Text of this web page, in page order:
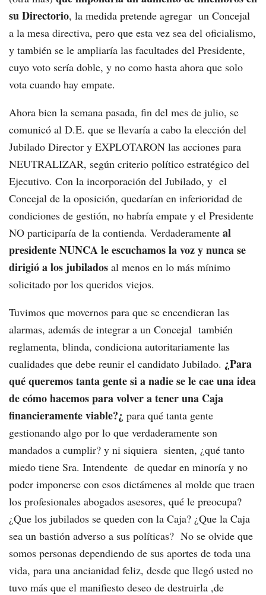
su Directorio, la medida pretende agregar un Concejal
a la mesa directiva, pero que esta vez sea del oficialismo,
y también se le ampliaría las facultades del Presidente,
cuyo voto sería doble, y no como hasta ahora que solo
vota cuando hay empate.
Ahora bien la semana pasada, fin del mes de julio, se
comunicó al D.E. que se llevaría a cabo la elección del
Jubilado Director y EXPLOTARON las acciones para
NEUTRALIZAR, según criterio político estratégico del
Ejecutivo. Con la incorporación del Jubilado, y el
Concejal de la oposición, quedarían en inferioridad de
condiciones de gestión, no habría empate y el Presidente
NO participaría de la contienda. Verdaderamente al
presidente NUNCA le escuchamos la voz y nunca se
dirigió a los jubilados al menos en lo más mínimo
solicitado por los queridos viejos.
Tuvimos que movernos para que se encendieran las
alarmas, además de integrar a un Concejal también
reglamenta, blinda, condiciona autoritariamente las
cualidades que debe reunir el candidato Jubilado. ¿Para
qué queremos tanta gente si a nadie se le cae una idea
de cómo hacemos para volver a tener una Caja
financieramente viable?¿ para qué tanta gente
gestionando algo por lo que verdaderamente son
mandados a cumplir? y ni siquiera sienten, ¿qué tanto
miedo tiene Sra. Intendente de quedar en minoría y no
poder imponerse con esos dictámenes al molde que traen
los profesionales abogados asesores, qué le preocupa?
¿Que los jubilados se queden con la Caja? ¿Que la Caja
sea un bastión adverso a sus políticas? No se olvide que
somos personas dependiendo de sus aportes de toda una
vida, para una ancianidad feliz, desde que llegó usted no
tuvo más que el manifiesto deseo de destruirla ,de